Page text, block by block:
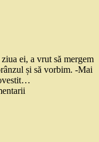
ei, a vrut să mergem
și să vorbim. -Mai